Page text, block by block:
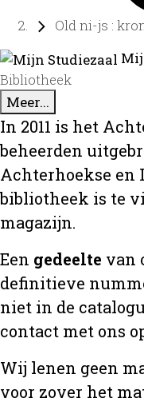
Old ni-js :
Bibliotheek
Meer...
In 2011 is het
beheerden
Achterhoekse en
bibliotheek is te
magazijn.
Een gedeelte van
definitieve
niet in de
contact met ons
Wij lenen geen
voor zover het